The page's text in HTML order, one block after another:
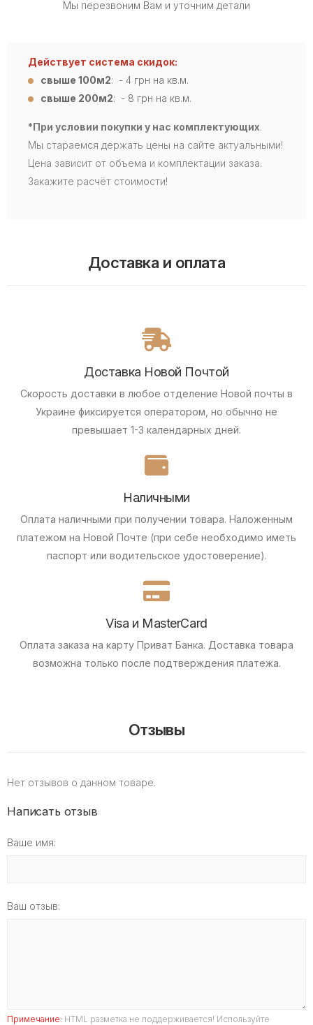
Мы перезвоним Вам и уточним детали
Действует система скидок:
свыше 100м2: - 4 грн на кв.м.
свыше 200м2: - 8 грн на кв.м.
*При условии покупки у нас комплектующих.
Мы стараемся держать цены на сайте актуальными!
Цена зависит от объема и комплектации заказа.
Закажите расчёт стоимости!
Доставка и оплата
Доставка Новой Почтой
Скорость доставки в любое отделение Новой почты в
Украине фиксируется оператором, но обычно не
превышает 1-3 календарных дней.
Наличными
Оплата наличными при получении товара. Наложенным
платежом на Новой Почте (при себе необходимо иметь
паспорт или водительское удостоверение).
Visa и MasterCard
Оплата заказа на карту Приват Банка. Доставка товара
возможна только после подтверждения платежа.
Отзывы
Нет отзывов о данном товаре.
Написать отзыв
Ваше имя:
Ваш отзыв:
Примечание: HTML разметка не поддерживается! Используйте